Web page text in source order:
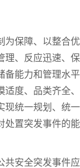
为保障、以整合优
理、反应迅速、保
备能力和管理水平
度、品类齐全、
现统一规划、统一
处置突发事件的能
安全突发事件应